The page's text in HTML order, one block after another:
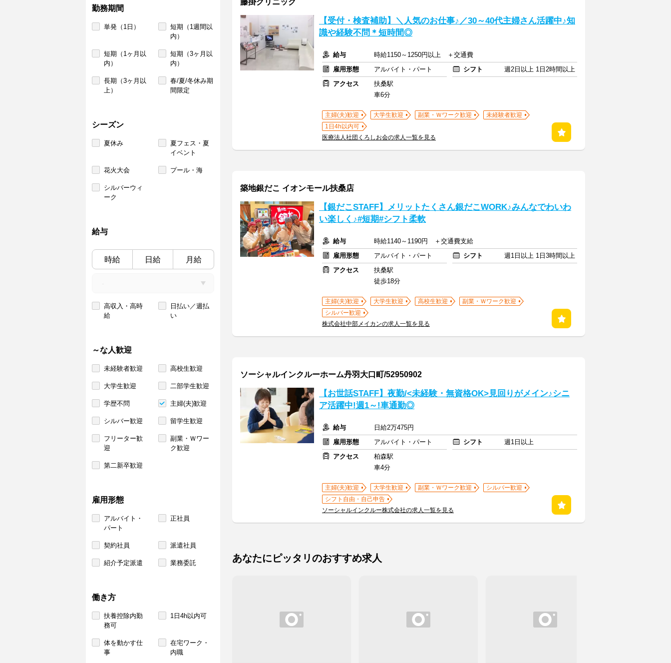
勤務期間
単発（1日）
短期（1週間以
内）
短期（1ヶ月以
内）
短期（3ヶ月以
内）
長期（3ヶ月以
上）
春/夏/冬休み期
間限定
シーズン
夏休み
夏フェス・夏
イベント
花火大会 プール・海
シルバーウィ
ーク
給与
時給 日給 月給
高収入・高時
給
日払い／週払
い
～な人歓迎
未経験者歓迎 高校生歓迎
大学生歓迎 二部学生歓迎
学歴不問 主婦(夫)歓迎
シルバー歓迎 留学生歓迎
フリーター歓
迎
副業・Ｗワー
ク歓迎
第二新卒歓迎
雇用形態
アルバイト・
パート
正社員
契約社員 派遣社員
紹介予定派遣 業務委託
働き方
扶養控除内勤
務可
1日4h以内可
体を動かす仕
事
在宅ワーク・
内職
藤掛クリニック
【受付・検査補助】＼人気のお仕事♪／30～40代主婦さん活躍中♪知
識や経験不問＊短時間◎
給与
時給1150～1250円以上 ＋交通費
雇用形態
アルバイト・パート シフト
週2日以上 1日2時間以上
アクセス
扶桑駅
車6分
主婦(夫)歓迎 大学生歓迎 副業・Ｗワーク歓迎
未経験者歓迎
1日4h以内可
医療法人社団くろしお会の求人一覧を見る
築地銀だこ イオンモール扶桑店
【銀だこSTAFF】メリットたくさん銀だこWORK♪みんなでわいわ
い楽しく♪#短期#シフト柔軟
給与
時給1140～1190円 ＋交通費支給
雇用形態
アルバイト・パート シフト
週1日以上 1日3時間以上
アクセス
扶桑駅
徒歩18分
主婦(夫)歓迎 大学生歓迎 高校生歓迎
副業・Ｗワーク歓迎
シルバー歓迎
株式会社中部メイカンの求人一覧を見る
ソーシャルインクルーホーム丹羽大口町/52950902
【お世話STAFF】夜勤/<未経験・無資格OK>見回りがメイン♪シニ
ア活躍中!週1～!車通勤◎
給与
日給2万475円
雇用形態
アルバイト・パート シフト
週1日以上
アクセス
柏森駅
車4分
主婦(夫)歓迎 大学生歓迎 副業・Ｗワーク歓迎
シルバー歓迎
シフト自由・自己申告
ソーシャルインクルー株式会社の求人一覧を見る
あなたにピッタリのおすすめ求人